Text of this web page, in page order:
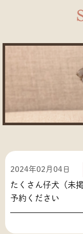
2024年02月04日
たくさん仔犬（未
予約ください